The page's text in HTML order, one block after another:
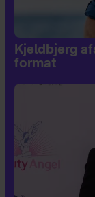
Kjeldbjerg
format